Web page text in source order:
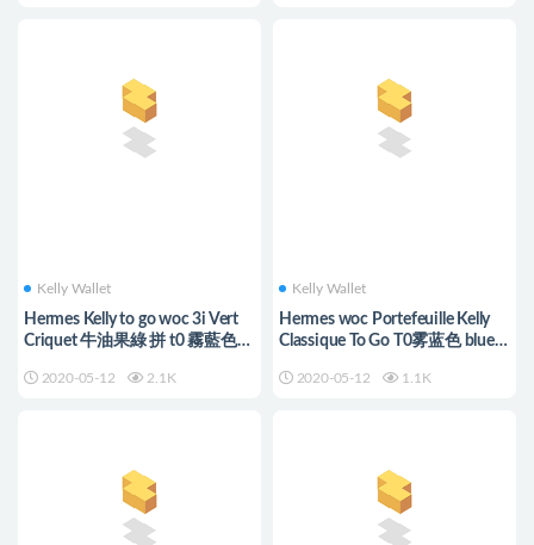
Kelly Wallet
Hermes Kelly to go woc 3i Vert
Criquet 牛油果綠 拼 t0 霧藍色
2020-05-12 2.1K
Kelly Wallet
Hermes woc Portefeuille Kelly
Classique To Go T0雾蓝色 blue
2020-05-12 1.1K